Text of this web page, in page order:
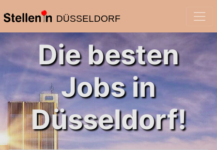
DÜSSELDORF
Die besten
Jobs in
Düsseldorf!